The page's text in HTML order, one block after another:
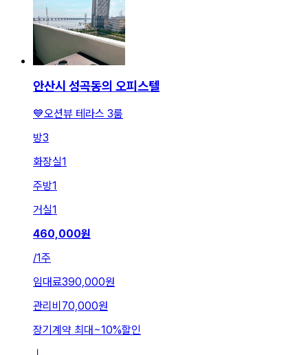
안산시 성곡동의 오피스텔
💙오션뷰 테라스 3룸
방3
화장실1
주방1
거실1
460,000원
/1주
임대료390,000원
관리비 70,000원
장기계약 최대~10%할인